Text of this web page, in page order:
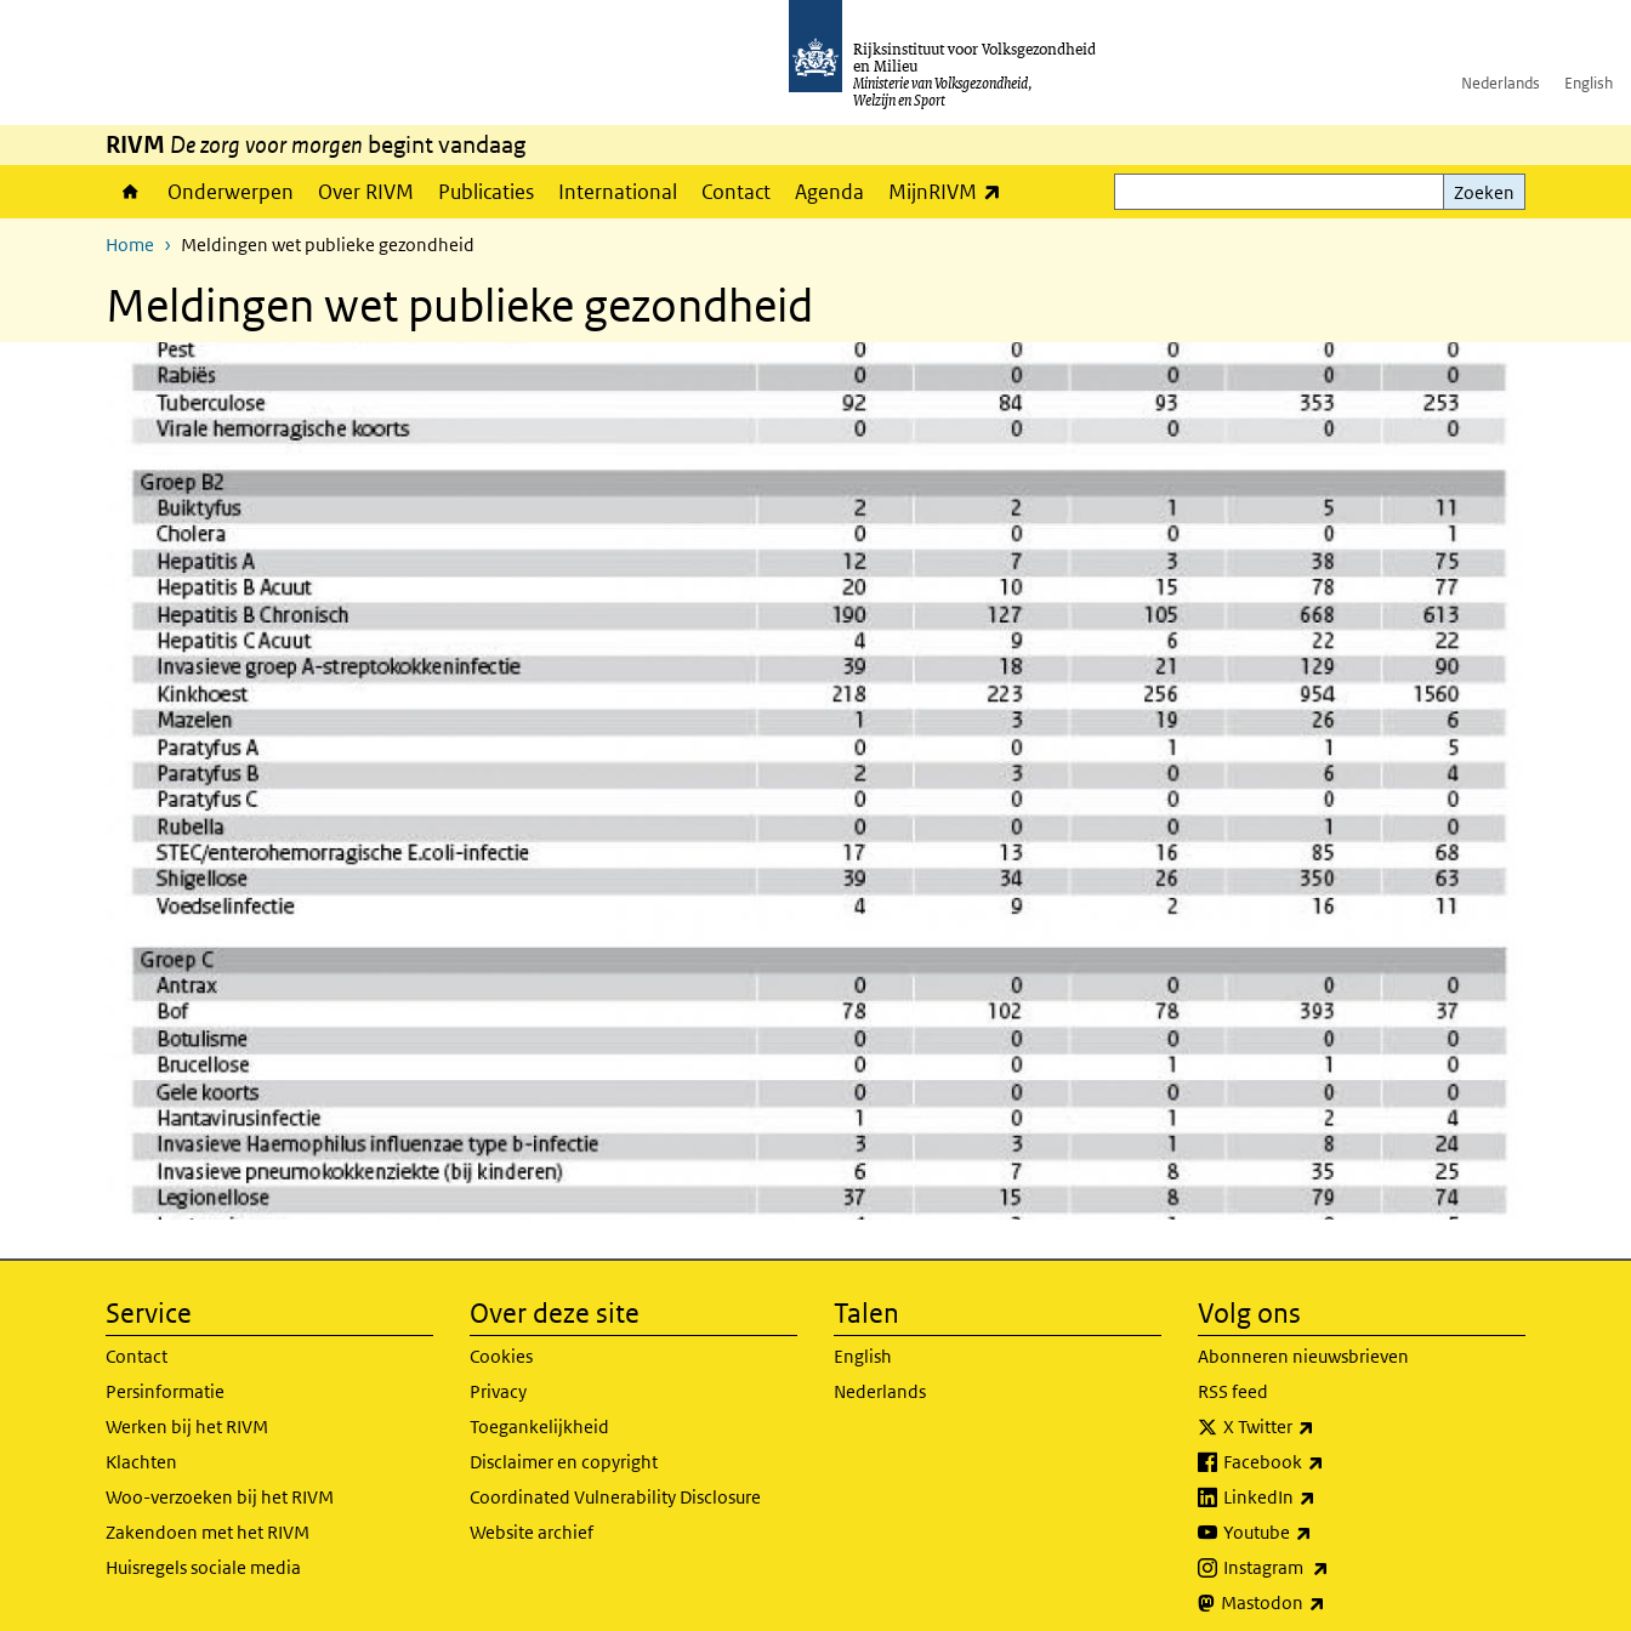
Rijksinstituut voor Volksgezondheid
en Milieu
Ministerie van Volksgezondheid,
Welzijn en Sport
Nederlands English
RIVM De zorg voor morgen begint vandaag
Onderwerpen Over RIVM Publicaties International Contact Agenda MijnRIVM
Zoeken
Zoeken
Home Meldingen wet publieke gezondheid
Meldingen wet publieke gezondheid
Service
Contact
Persinformatie
Werken bij het RIVM
Klachten
Woo-verzoeken bij het RIVM
Zakendoen met het RIVM
Huisregels sociale media
Over deze site
Cookies
Privacy
Toegankelijkheid
Disclaimer en copyright
Coordinated Vulnerability Disclosure
Website archief
Talen
English
Nederlands
Volg ons
Abonneren nieuwsbrieven
RSS feed
X Twitter
Facebook
LinkedIn
Youtube
Instagram
Mastodon